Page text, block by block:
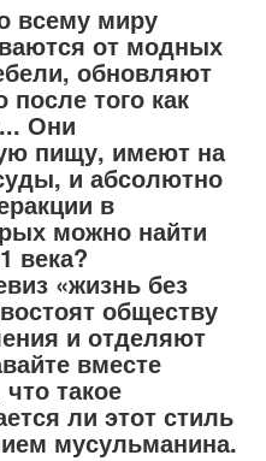
всему миру
от модных
обновляют
после того как
Они
пищу, имеют на
и абсолютно
в
можно найти
века?
«жизнь без
обществу
и отделяют
вместе
такое
ли этот стиль
мусульманина.